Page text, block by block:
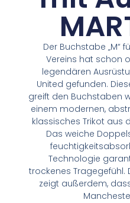
Der Buchstabe „M“
Vereins hat schon
legendären
United gefunden.
greift den Buchstaben
einem modernen,
klassisches Trikot aus
Das weiche
Technologie
trockenes Tragegefühl.
zeigt außerdem,